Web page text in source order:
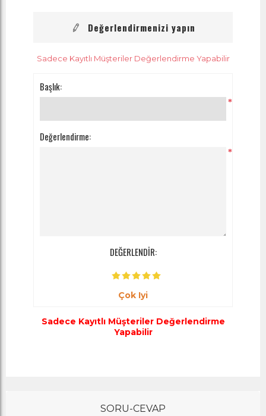
Değerlendirmenizi yapın
Sadece Kayıtlı Müşteriler Değerlendirme Yapabilir
Başlık:
*
Değerlendirme:
*
DEĞERLENDİR:
Çok Iyi
Sadece Kayıtlı Müşteriler Değerlendirme
Yapabilir
SORU-CEVAP